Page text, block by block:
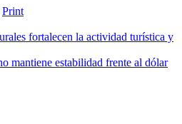
Print
fortalecen la actividad turística y
mantiene estabilidad frente al dólar